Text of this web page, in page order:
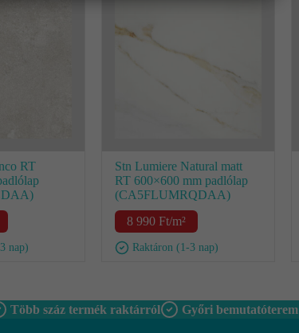
RT
nap)
Stn Lumiere Natural matt
RT 600×600 mm padlólap
(CA5FLUMRQDAA)
8 990 Ft/m²
Raktáron (1-3 nap)
Több száz termék raktárról
Győri bemutatóterem